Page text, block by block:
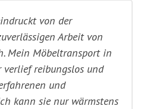
von der
Arbeit von
Mein Möbeltransport in
reibungslos und
und
kann sie nur wärmstens